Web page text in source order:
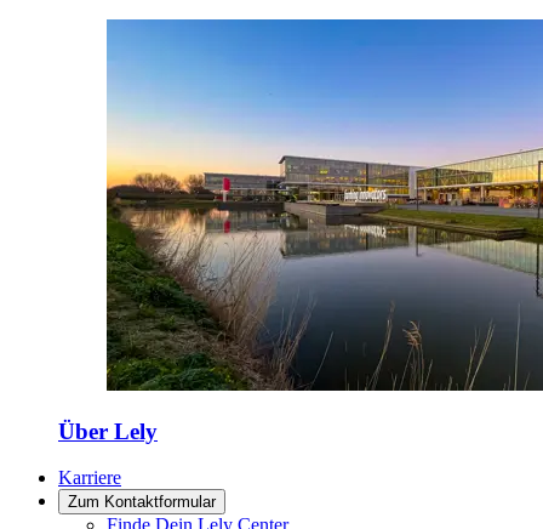
Über Lely
Karriere
Zum Kontaktformular